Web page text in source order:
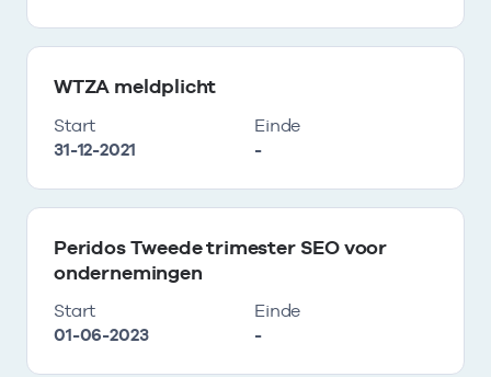
WTZA meldplicht
Start
31-12-2021
Einde
-
Peridos Tweede trimester SEO voor
ondernemingen
Start
01-06-2023
Einde
-